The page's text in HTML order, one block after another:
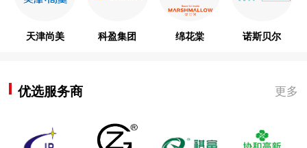
天津尚美 科盈集团 绵花棠 诺斯贝尔
优选服务商 更多